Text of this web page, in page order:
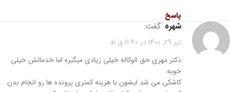
پاسخ
شهره گفت:
تیر 29, 1400 در 11:40 ق.ظ
دکتر مهری حق الوکاله خیلی زیادی میگیره اما خدماتش خیلی
خوبه.
کاشکی می شد ایشون با هزینه کمتری پرونده ها رو انجام بدن